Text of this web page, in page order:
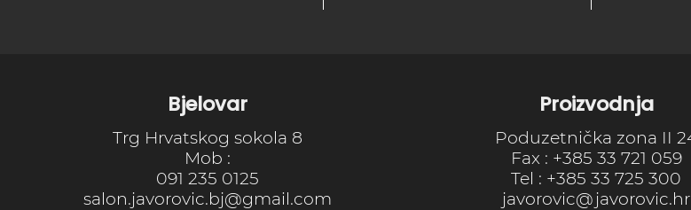
Bjelovar
Trg Hrvatskog sokola 8
Mob :
091 235 0125
salon.javorovic.bj@gmail.com
Proizvodnja
Poduzetnička zona II
Fax : +385 33 721 059
Tel : +385 33 725 300
javorovic@javorovic.hr